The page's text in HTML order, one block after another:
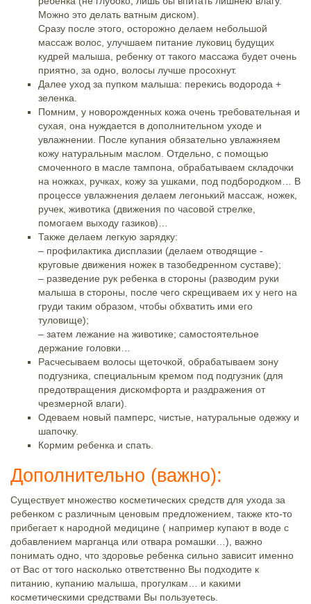
Можно это делать ватным диском).
Сразу после этого, осторожно делаем небольшой
массаж волос, улучшаем питание луковиц будущих
кудрей малыша, ребенку от такого массажа будет очень
приятно, за одно, волосы лучше просохнут.
Далее уход за пупком малыша: перекись водорода +
зеленка.
Помним, у новорожденных кожа очень требовательная и
сухая, она нуждается в дополнительном уходе и
увлажнении. После купания обязательно увлажняем
кожу натуральным маслом. Отдельно, с помощью
смоченного в масле тампона, обрабатываем складочки
на ножках, ручках, кожу за ушками, под подбородком… В
процессе увлажнения делаем легонький массаж, ножек,
ручек, животика (движения по часовой стрелке,
помогаем выходу газиков)…
Также делаем легкую зарядку:
– профилактика дисплазии (делаем отводящие -
круговые движения ножек в тазобедренном суставе);
– разведение рук ребенка в стороны (разводим руки
малыша в стороны, после чего скрещиваем их у него на
груди таким образом, чтобы обхватить ими его
туловище);
– затем лежание на животике; самостоятельное
держание головки…
Расчесываем волосы щеточкой, обрабатываем зону
подгузника, специальным кремом под подгузник (для
предотвращения дискомфорта и раздражения от
чрезмерной влаги).
Одеваем новый памперс, чистые, натуральные одежку и
шапочку.
Кормим ребенка и спать.
Дополнительно (важно):
Существует множество косметических средств для ухода за
ребенком с различным ценовым предложением, также кто-то
прибегает к народной медицине ( например купают в воде с
добавлением марганца или отвара ромашки…), важно
понимать одно, что здоровье ребенка сильно зависит именно
от Вас от того насколько ответственно Вы подходите к
питанию, купанию малыша, прогулкам… и какими
косметическими средствами Вы пользуетесь.